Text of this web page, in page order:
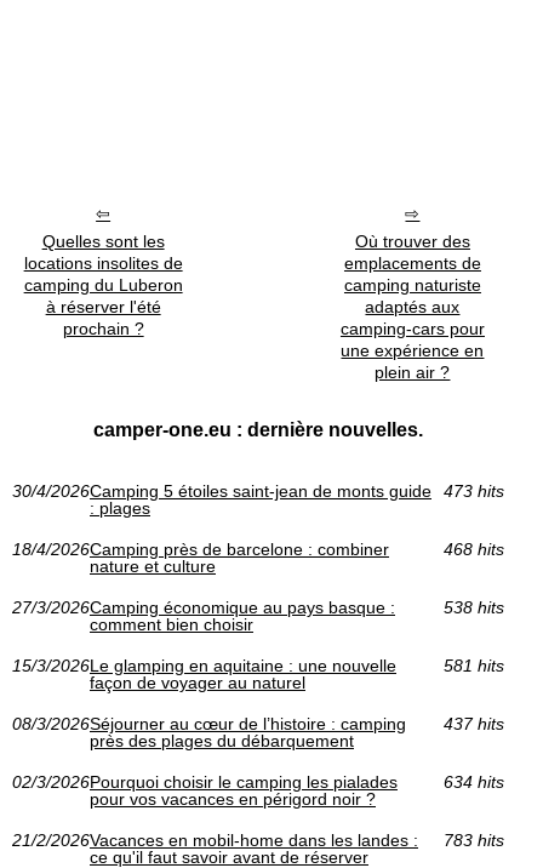
Quelles sont les
locations insolites de
camping du Luberon
à réserver l'été
prochain ?
Où trouver des
emplacements de
camping naturiste
adaptés aux
camping-cars pour
une expérience en
plein air ?
camper-one.eu : dernière nouvelles.
30/4/2026Camping 5 étoiles saint-jean de monts guide
: plages
473 hits
18/4/2026Camping près de barcelone : combiner
nature et culture
468 hits
27/3/2026Camping économique au pays basque :
comment bien choisir
538 hits
15/3/2026Le glamping en aquitaine : une nouvelle
façon de voyager au naturel
581 hits
08/3/2026Séjourner au cœur de l’histoire : camping
près des plages du débarquement
437 hits
02/3/2026Pourquoi choisir le camping les pialades
pour vos vacances en périgord noir ?
634 hits
21/2/2026Vacances en mobil-home dans les landes :
ce qu'il faut savoir avant de réserver
783 hits